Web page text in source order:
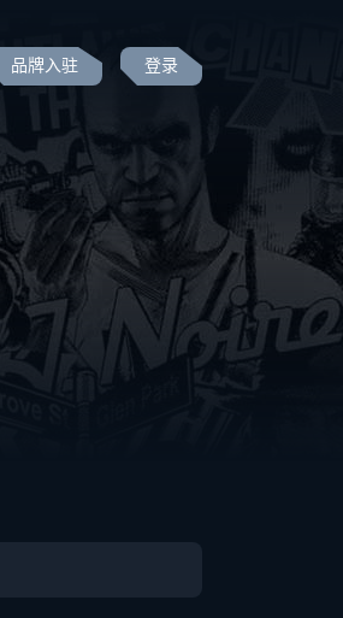
品牌入驻 登录